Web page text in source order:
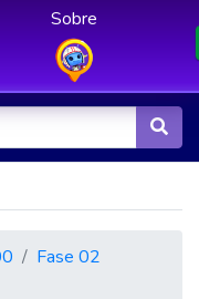
Sobre
Fase 02